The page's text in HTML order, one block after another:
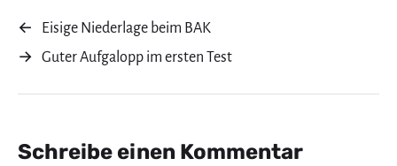
←
Eisige Niederlage beim BAK
→
Guter Aufgalopp im ersten Test
Schreibe einen Kommentar